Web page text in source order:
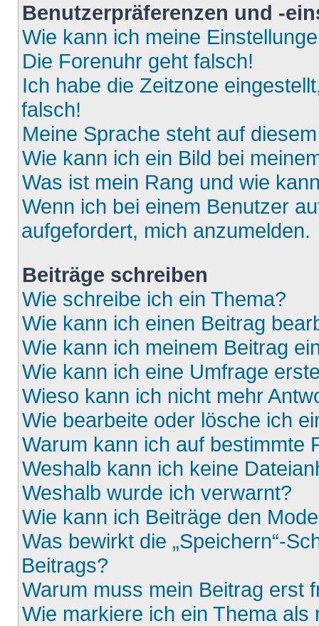
Benutzerpräferenzen und -
Wie kann ich meine
Die Forenuhr geht falsch!
Ich habe die Zeitzone
falsch!
Meine Sprache steht auf
Wie kann ich ein Bild bei
Was ist mein Rang und wie
Wenn ich bei einem Benutzer
aufgefordert, mich anzumelden.
Beiträge schreiben
Wie schreibe ich ein Thema?
Wie kann ich einen Beitrag
Wie kann ich meinem Beitrag
Wie kann ich eine Umfrage
Wieso kann ich nicht mehr
Wie bearbeite oder lösche ich
Warum kann ich auf bestimmte
Weshalb kann ich keine
Weshalb wurde ich verwarnt?
Wie kann ich Beiträge den
Was bewirkt die „Speichern“-
Beitrags?
Warum muss mein Beitrag erst
Wie markiere ich ein Thema als